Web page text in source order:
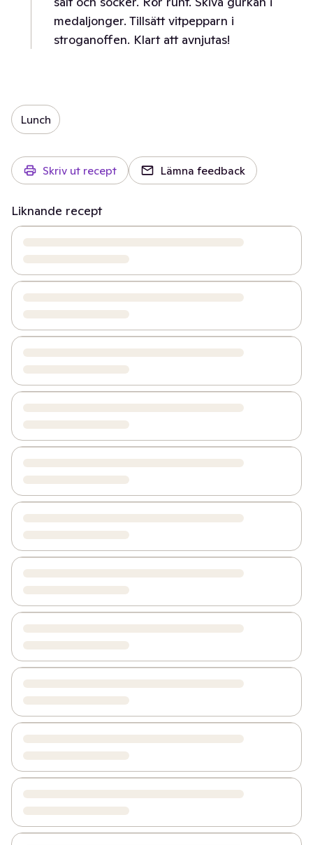
medaljonger. Tillsätt vitpepparn i
stroganoffen. Klart att avnjutas!
Lunch
Skriv ut recept Lämna feedback
Liknande recept